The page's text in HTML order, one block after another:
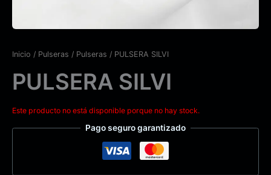
Inicio / Pulseras / Pulseras / PULSERA SILVI
PULSERA SILVI
Este producto no está disponible porque no hay stock.
Pago seguro garantizado